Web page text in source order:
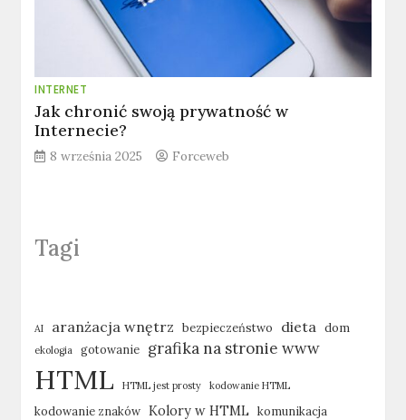
INTERNET
Jak chronić swoją prywatność w
Internecie?
8 września 2025 Forceweb
Tagi
AI aranżacja wnętrz bezpieczeństwo dieta dom
ekologia gotowanie grafika na stronie www
HTML HTML jest prosty kodowanie HTML
kodowanie znaków Kolory w HTML komunikacja